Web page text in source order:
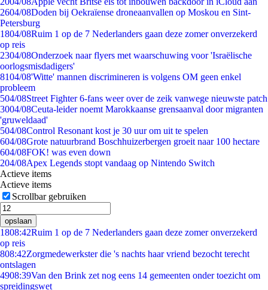
2604/08Doden bij Oekraïense droneaanvallen op Moskou en Sint-
Petersburg
1804/08Ruim 1 op de 7 Nederlanders gaan deze zomer onverzekerd
op reis
2304/08Onderzoek naar flyers met waarschuwing voor 'Israëlische
oorlogsmisdadigers'
8104/08'Witte' mannen discrimineren is volgens OM geen enkel
probleem
504/08Street Fighter 6-fans weer over de zeik vanwege nieuwste patch
3004/08Ceuta-leider noemt Marokkaanse grensaanval door migranten
'gruweldaad'
504/08Control Resonant kost je 30 uur om uit te spelen
604/08Grote natuurbrand Boschhuizerbergen groeit naar 100 hectare
604/08FOK! was even down
204/08Apex Legends stopt vandaag op Nintendo Switch
Actieve items
Actieve items
Scrollbar gebruiken
opslaan
1808:42Ruim 1 op de 7 Nederlanders gaan deze zomer onverzekerd
op reis
808:42Zorgmedewerkster die 's nachts haar vriend bezocht terecht
ontslagen
4908:39Van den Brink zet nog eens 14 gemeenten onder toezicht om
spreidingswet